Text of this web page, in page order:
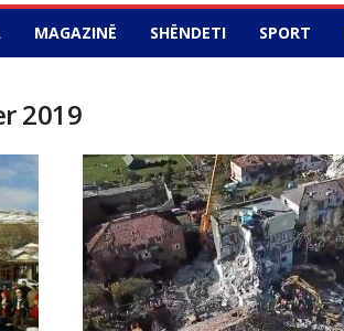
MAGAZINË SHËNDETI SPORT
2019